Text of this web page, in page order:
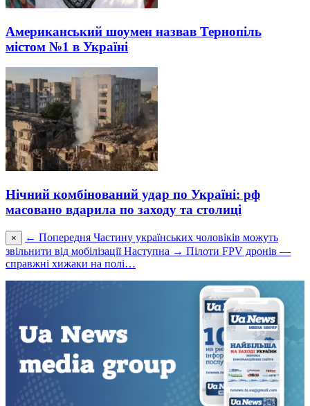
Американський шоумен назвав Тернопіль
містом №1 в Україні
Нічний комбінований удар по Україні: рф
масовано вдарила по заходу та столиці
× ← Попередня Частину українських чоловіків можуть
звільнити від мобілізації Наступна → Пілоти FPV дронів —
справжні хижаки на полі…